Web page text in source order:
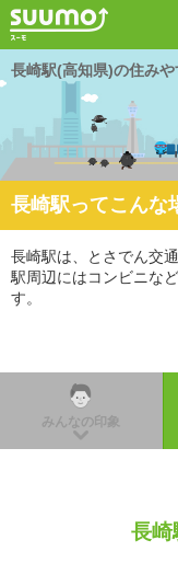
長崎駅(高知県)の住みや
長崎駅ってこんな
長崎駅は、とさでん交
駅周辺にはコンビニな
す。
※掲載しているアクセス情報は
※経路情報、所要時間情報は平
みんなの印象
長崎